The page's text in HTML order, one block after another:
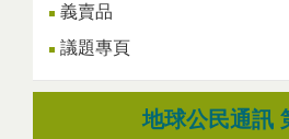
義賣品
議題專頁
地球公民通訊